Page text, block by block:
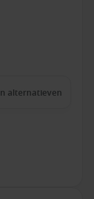
alternatieven